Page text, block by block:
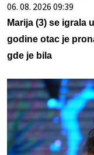
06. 08. 2026 09:39
Marija (3) se igrala
godine otac je
gde je bila